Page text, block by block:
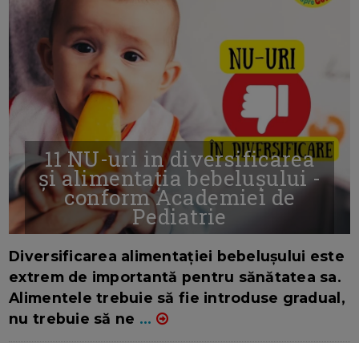
11 NU-uri in diversificarea
și alimentația bebelușului -
conform Academiei de
Pediatrie
Diversificarea alimentației bebelușului este
extrem de importantă pentru sănătatea sa.
Alimentele trebuie să fie introduse gradual,
nu trebuie să ne ...